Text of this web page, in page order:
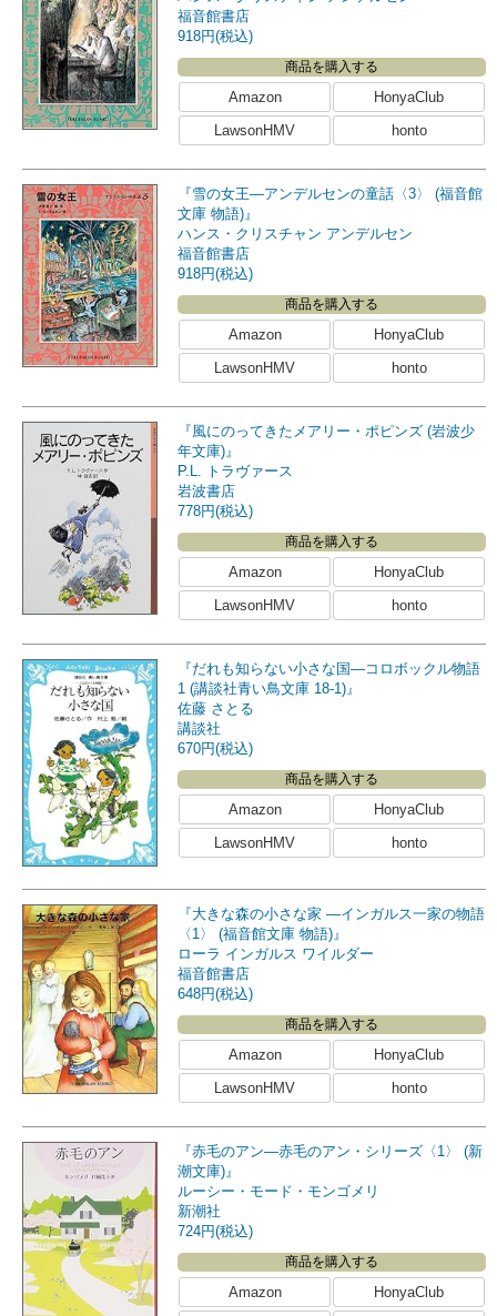
福音館書店
918円(税込)
商品を購入する
Amazon
HonyaClub
LawsonHMV
honto
『雪の女王―アンデルセンの童話〈3〉 (福音館
文庫 物語)』
ハンス・クリスチャン アンデルセン
福音館書店
918円(税込)
商品を購入する
Amazon
HonyaClub
LawsonHMV
honto
『風にのってきたメアリー・ポピンズ (岩波少
年文庫)』
P.L. トラヴァース
岩波書店
778円(税込)
商品を購入する
Amazon
HonyaClub
LawsonHMV
honto
『だれも知らない小さな国―コロボックル物語
1 (講談社青い鳥文庫 18-1)』
佐藤 さとる
講談社
670円(税込)
商品を購入する
Amazon
HonyaClub
LawsonHMV
honto
『大きな森の小さな家 ―インガルス一家の物語
〈1〉 (福音館文庫 物語)』
ローラ インガルス ワイルダー
福音館書店
648円(税込)
商品を購入する
Amazon
HonyaClub
LawsonHMV
honto
『赤毛のアン―赤毛のアン・シリーズ〈1〉 (新
潮文庫)』
ルーシー・モード・モンゴメリ
新潮社
724円(税込)
商品を購入する
Amazon
HonyaClub